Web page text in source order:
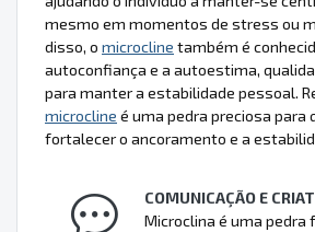
mesmo em momentos de stress ou
disso, o microcline também é
autoconfiança e a autoestima,
para manter a estabilidade pessoal.
microcline é uma pedra preciosa para
fortalecer o ancoramento e a
COMUNICAÇÃO E
Microclina é uma